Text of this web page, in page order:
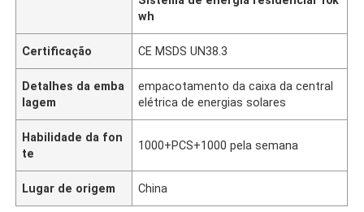
wh
Certificação CE MSDS UN38.3
Detalhes da emba
lagem
empacotamento da caixa da central
elétrica de energias solares
Habilidade da fon
te
1000+PCS+1000 pela semana
Lugar de origem China